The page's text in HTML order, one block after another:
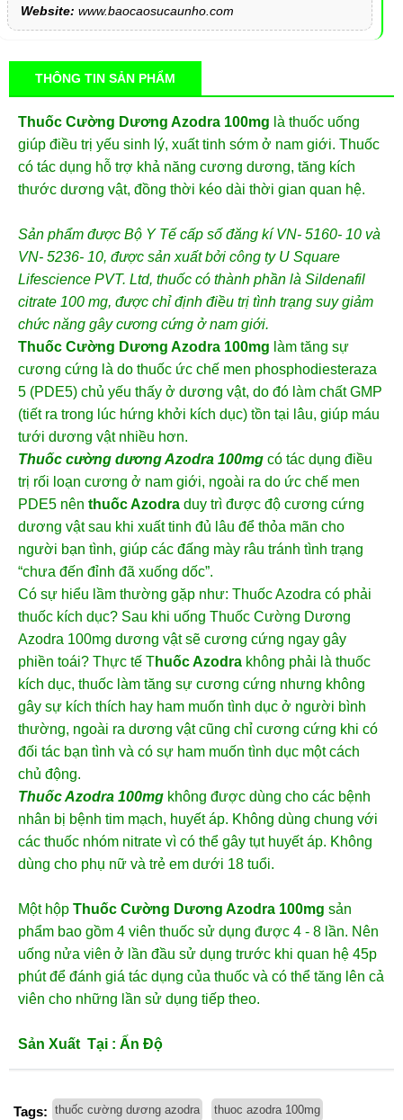
Website: www.baocaosucaunho.com
THÔNG TIN SẢN PHẨM
Thuốc Cường Dương Azodra 100mg là thuốc uống
giúp điều trị yếu sinh lý, xuất tinh sớm ở nam giới. Thuốc
có tác dụng hỗ trợ khả năng cương dương, tăng kích
thước dương vật, đồng thời kéo dài thời gian quan hệ.
Sản phẩm được Bộ Y Tế cấp số đăng kí VN- 5160- 10 và
VN- 5236- 10, được sản xuất bởi công ty U Square
Lifescience PVT. Ltd, thuốc có thành phần là Sildenafil
citrate 100 mg, được chỉ định điều trị tình trạng suy giảm
chức năng gây cương cứng ở nam giới.
Thuốc Cường Dương Azodra 100mg làm tăng sự
cương cứng là do thuốc ức chế men phosphodiesteraza
5 (PDE5) chủ yếu thấy ở dương vật, do đó làm chất GMP
(tiết ra trong lúc hứng khởi kích dục) tồn tại lâu, giúp máu
tưới dương vật nhiều hơn.
Thuốc cường dương Azodra 100mg có tác dụng điều
trị rối loạn cương ở nam giới, ngoài ra do ức chế men
PDE5 nên thuốc Azodra duy trì được độ cương cứng
dương vật sau khi xuất tinh đủ lâu để thỏa mãn cho
người bạn tình, giúp các đấng mày râu tránh tình trạng
“chưa đến đỉnh đã xuống dốc”.
Có sự hiểu lầm thường gặp như: Thuốc Azodra có phải
thuốc kích dục? Sau khi uống Thuốc Cường Dương
Azodra 100mg dương vật sẽ cương cứng ngay gây
phiền toái? Thực tế Thuốc Azodra không phải là thuốc
kích dục, thuốc làm tăng sự cương cứng nhưng không
gây sự kích thích hay ham muốn tình dục ở người bình
thường, ngoài ra dương vật cũng chỉ cương cứng khi có
đối tác bạn tình và có sự ham muốn tình dục một cách
chủ động.
Thuốc Azodra 100mg không được dùng cho các bệnh
nhân bị bệnh tim mạch, huyết áp. Không dùng chung với
các thuốc nhóm nitrate vì có thể gây tụt huyết áp. Không
dùng cho phụ nữ và trẻ em dưới 18 tuổi.
Một hộp Thuốc Cường Dương Azodra 100mg sản
phẩm bao gồm 4 viên thuốc sử dụng được 4 - 8 lần. Nên
uống nửa viên ở lần đầu sử dụng trước khi quan hệ 45p
phút để đánh giá tác dụng của thuốc và có thể tăng lên cả
viên cho những lần sử dụng tiếp theo.
Sản Xuất Tại : Ấn Độ
Tags: thuốc cường dương azodra thuoc azodra 100mg